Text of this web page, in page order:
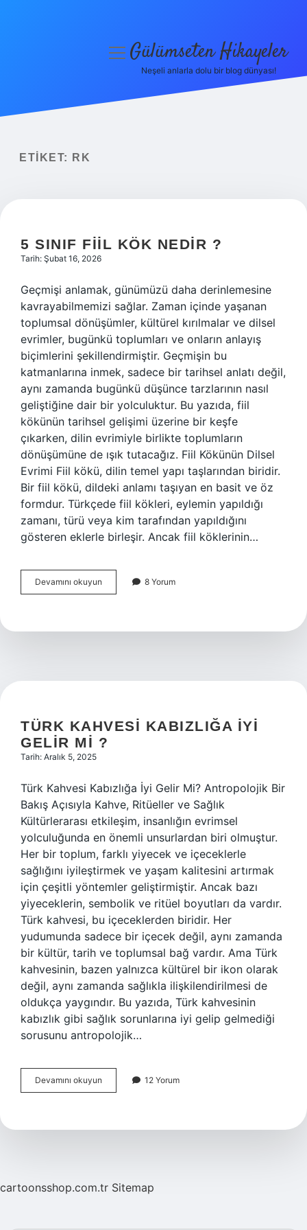
Yasal Uyarı
menüyüGülümseten Hikayeler
Neşeli anlarla dolu bir blog dünyası!
ETIKET: RK
5 SINIF FIIL KÖK NEDIR ?
Tarih: Şubat 16, 2026
Geçmişi anlamak, günümüzü daha derinlemesine
kavrayabilmemizi sağlar. Zaman içinde yaşanan
toplumsal dönüşümler, kültürel kırılmalar ve dilsel
evrimler, bugünkü toplumları ve onların anlayış
biçimlerini şekillendirmiştir. Geçmişin bu
katmanlarına inmek, sadece bir tarihsel anlatı değil,
aynı zamanda bugünkü düşünce tarzlarının nasıl
geliştiğine dair bir yolculuktur. Bu yazıda, fiil
kökünün tarihsel gelişimi üzerine bir keşfe
çıkarken, dilin evrimiyle birlikte toplumların
dönüşümüne de ışık tutacağız. Fiil Kökünün Dilsel
Evrimi Fiil kökü, dilin temel yapı taşlarından biridir.
Bir fiil kökü, dildeki anlamı taşıyan en basit ve öz
formdur. Türkçede fiil kökleri, eylemin yapıldığı
zamanı, türü veya kim tarafından yapıldığını
gösteren eklerle birleşir. Ancak fiil köklerinin…
Devamını okuyun
sınıf
nedir
8 Yorum
TÜRK KAHVESI KABIZLIĞA IYI
GELIR MI ?
Tarih: Aralık 5, 2025
Türk Kahvesi Kabızlığa İyi Gelir Mi? Antropolojik Bir
Bakış Açısıyla Kahve, Ritüeller ve Sağlık
Kültürlerarası etkileşim, insanlığın evrimsel
yolculuğunda en önemli unsurlardan biri olmuştur.
Her bir toplum, farklı yiyecek ve içeceklerle
sağlığını iyileştirmek ve yaşam kalitesini artırmak
için çeşitli yöntemler geliştirmiştir. Ancak bazı
yiyeceklerin, sembolik ve ritüel boyutları da vardır.
Türk kahvesi, bu içeceklerden biridir. Her
yudumunda sadece bir içecek değil, aynı zamanda
bir kültür, tarih ve toplumsal bağ vardır. Ama Türk
kahvesinin, bazen yalnızca kültürel bir ikon olarak
değil, aynı zamanda sağlıkla ilişkilendirilmesi de
oldukça yaygındır. Bu yazıda, Türk kahvesinin
kabızlık gibi sağlık sorunlarına iyi gelip gelmediği
sorusunu antropolojik…
Devamını okuyun
kahvesi
gelir
12 Yorum
cartoonsshop.com.tr Sitemap